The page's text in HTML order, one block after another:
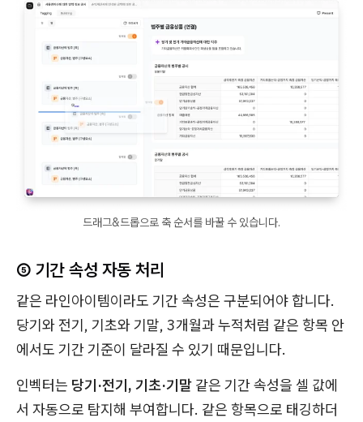
드래그&드롭으로 축 순서를 바꿀 수 있습니다.
⑤ 기간 속성 자동 처리
같은 라인아이템이라도 기간 속성은 구분되어야 합니다.
당기와 전기, 기초와 기말, 3개월과 누적처럼 같은 항목 안
에서도 기간 기준이 달라질 수 있기 때문입니다.
인벡터는 당기·전기, 기초·기말 같은 기간 속성을 셀 값에
서 자동으로 탐지해 부여합니다. 같은 항목으로 태깅하더